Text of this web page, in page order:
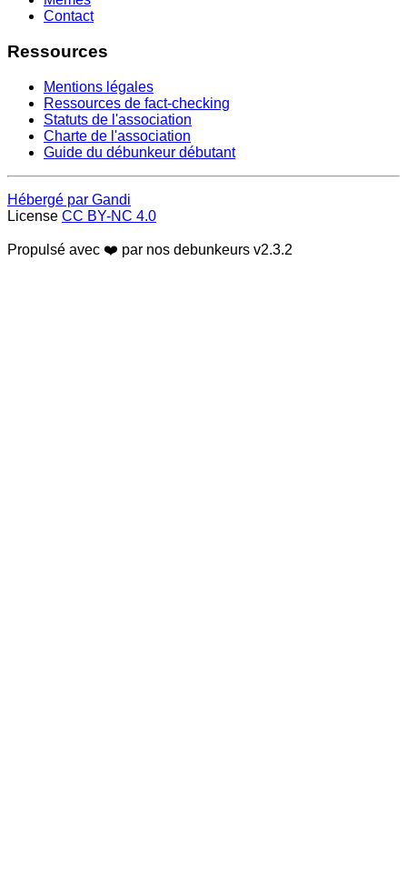
Contact
Ressources
Mentions légales
Ressources de fact-checking
Statuts de l'association
Charte de l'association
Guide du débunkeur débutant
Hébergé par Gandi
License CC BY-NC 4.0
Propulsé avec ❤️ par nos debunkeurs v2.3.2